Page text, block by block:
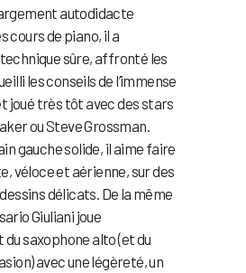
autodidacte
cours de piano, il a
sûre, affronté les
les conseils de l’immense
joué très tôt avec des stars
ou Steve Grossman.
gauche solide, il aime faire
véloce et aérienne, sur des
délicats. De la même
Giuliani joue
saxophone alto (et du
avec une légèreté, un